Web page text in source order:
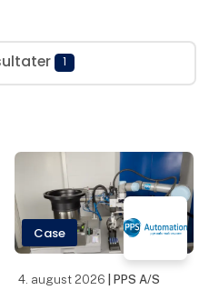
1
Case
4. august 2026 | PPS A/S